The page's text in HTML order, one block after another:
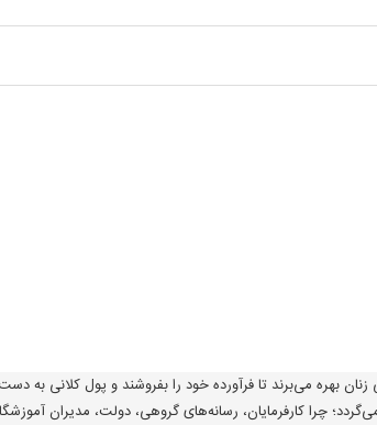
پول کلانی به دست آورند؟